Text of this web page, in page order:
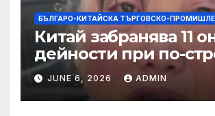
БЪЛГАРО-КИТАЙСКА ТЪРГОВСКО-
Китай забранява 11
дейности при по-
правила за
слуховете и
кибернасилниците
JUNE 6, 2026 ADMIN